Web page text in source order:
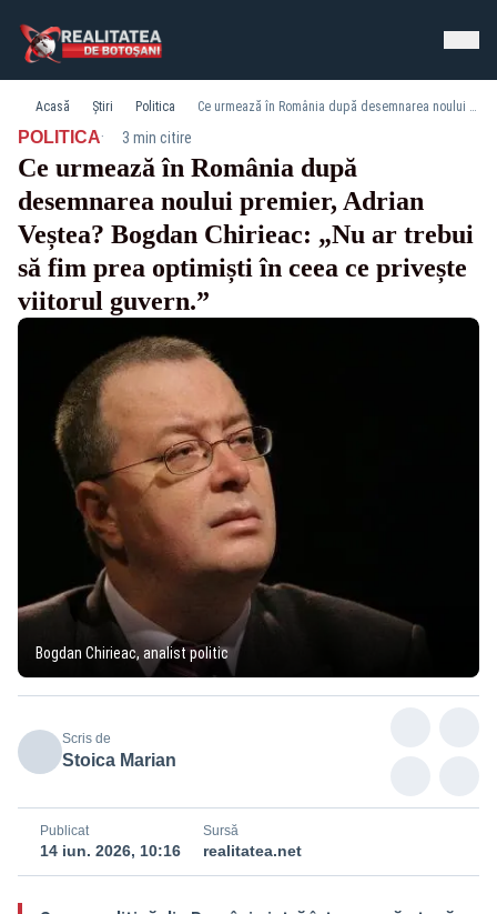
Acasă Știri Politica Ce urmează în România după desemnarea noului premier, Adrian Veștea? Bogdan Chirieac: „Nu ar trebui să fim prea optimiști în ceea ce privește viitorul guvern.”
POLITICA· 3 min citire
Ce urmează în România după
desemnarea noului premier, Adrian
Veștea? Bogdan Chirieac: „Nu ar trebui
să fim prea optimiști în ceea ce privește
viitorul guvern.”
Bogdan Chirieac, analist politic
Scris de
Stoica Marian
Publicat
14 iun. 2026, 10:16
Sursă
realitatea.net